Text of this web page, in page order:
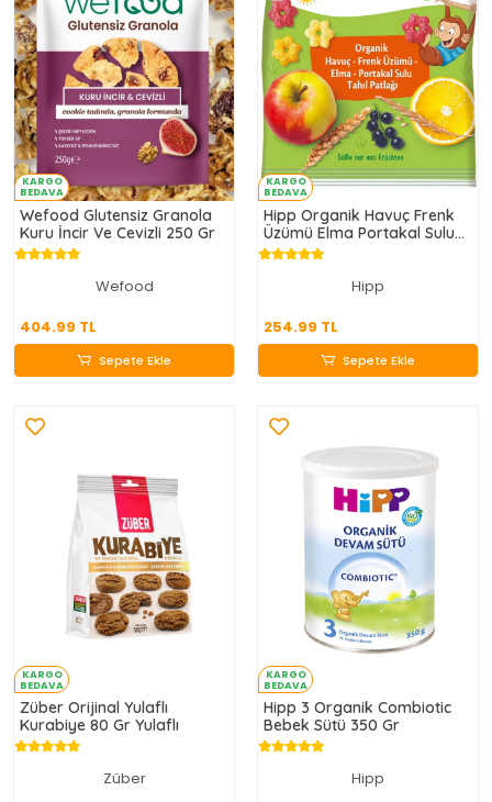
KARGO
BEDAVA
Wefood Glutensiz Granola
Kuru İncir Ve Cevizli 250 Gr
Wefood
404.99 TL
404.99 TL
Sepete Ekle
Sepete Ekle
KARGO
BEDAVA
Hipp Organik Havuç Frenk
Üzümü Elma Portakal Sulu
Tahıl Patlağı 30 Gr
Hipp
254.99 TL
254.99 TL
Sepete Ekle
KARGO
BEDAVA
Züber Orijinal Yulaflı
Kurabiye 80 Gr Yulaflı
Züber
299.99 TL
KARGO
BEDAVA
Hipp 3 Organik Combiotic
Bebek Sütü 350 Gr
Hipp
914.99 TL